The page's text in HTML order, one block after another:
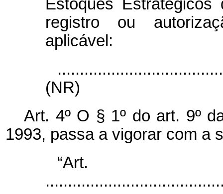
Estoques
registro ou
aplicável:
(NR)
Art. 4º O § 1º do art. 9º
1993, passa a vigorar com a